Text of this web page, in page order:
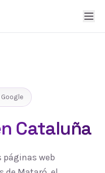
Cataluña
páginas web